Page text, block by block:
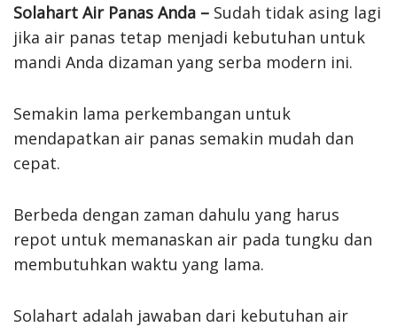
Solahart Air Panas Anda – Sudah tidak asing lagi
jika air panas tetap menjadi kebutuhan untuk
mandi Anda dizaman yang serba modern ini.
Semakin lama perkembangan untuk
mendapatkan air panas semakin mudah dan
cepat.
Berbeda dengan zaman dahulu yang harus
repot untuk memanaskan air pada tungku dan
membutuhkan waktu yang lama.
Solahart adalah jawaban dari kebutuhan air